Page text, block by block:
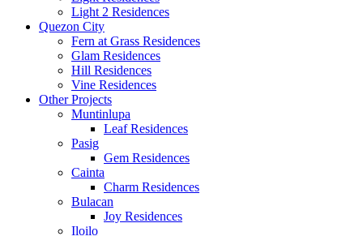
Light 2 Residences
Quezon City
Fern at Grass Residences
Glam Residences
Hill Residences
Vine Residences
Other Projects
Muntinlupa
Leaf Residences
Pasig
Gem Residences
Cainta
Charm Residences
Bulacan
Joy Residences
Iloilo